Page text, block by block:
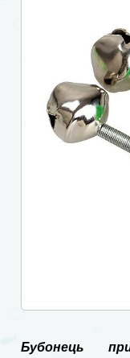
Бубонець